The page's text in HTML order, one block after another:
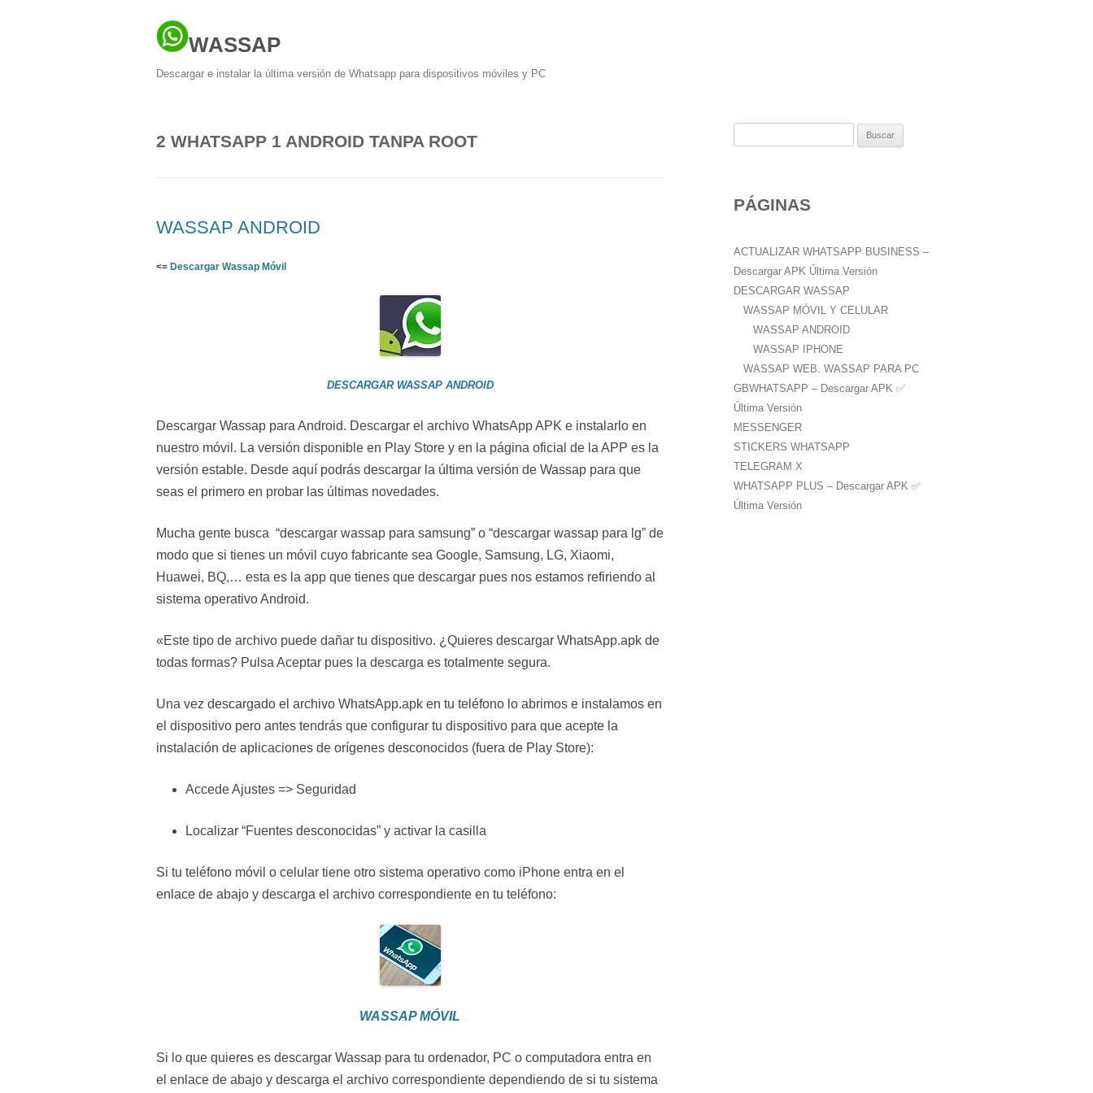
WASSAP
Descargar e instalar la última versión de Whatsapp para dispositivos móviles y PC
2 WHATSAPP 1 ANDROID TANPA ROOT
WASSAP ANDROID
<= Descargar Wassap Móvil
DESCARGAR WASSAP ANDROID
Descargar Wassap para Android. Descargar el archivo WhatsApp APK e instalarlo en
nuestro móvil. La versión disponible en Play Store y en la página oficial de la APP es la
versión estable. Desde aquí podrás descargar la última versión de Wassap para que
seas el primero en probar las últimas novedades.
Mucha gente busca “descargar wassap para samsung” o “descargar wassap para lg” de
modo que si tienes un móvil cuyo fabricante sea Google, Samsung, LG, Xiaomi,
Huawei, BQ,… esta es la app que tienes que descargar pues nos estamos refiriendo al
sistema operativo Android.
«Este tipo de archivo puede dañar tu dispositivo. ¿Quieres descargar WhatsApp.apk de
todas formas? Pulsa Aceptar pues la descarga es totalmente segura.
Una vez descargado el archivo WhatsApp.apk en tu teléfono lo abrimos e instalamos en
el dispositivo pero antes tendrás que configurar tu dispositivo para que acepte la
instalación de aplicaciones de orígenes desconocidos (fuera de Play Store):
Accede Ajustes => Seguridad
Localizar “Fuentes desconocidas” y activar la casilla
Si tu teléfono móvil o celular tiene otro sistema operativo como iPhone entra en el
enlace de abajo y descarga el archivo correspondiente en tu teléfono:
WASSAP MÓVIL
Si lo que quieres es descargar Wassap para tu ordenador, PC o computadora entra en
el enlace de abajo y descarga el archivo correspondiente dependiendo de si tu sistema
a
:
PÁGINAS
ACTUALIZAR WHATSAPP BUSINESS –
Descargar APK Última Versión
DESCARGAR WASSAP
WASSAP MÓVIL Y CELULAR
WASSAP ANDROID
WASSAP IPHONE
WASSAP WEB. WASSAP PARA PC
GBWHATSAPP – Descargar APK ✅️
Última Versión
MESSENGER
STICKERS WHATSAPP
TELEGRAM X
WHATSAPP PLUS – Descargar APK ✅️
Última Versión